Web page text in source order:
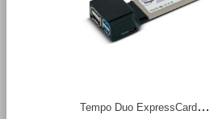
Tempo Duo ExpressCard/34 адаптер ExpressCard/34 2.0 с портами 6Gb eSATA и USB 3.0 Sonnet